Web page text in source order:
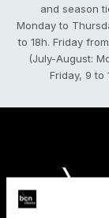
and season
Monday to
to 18h. Friday
(July-August:
Friday, 9 to